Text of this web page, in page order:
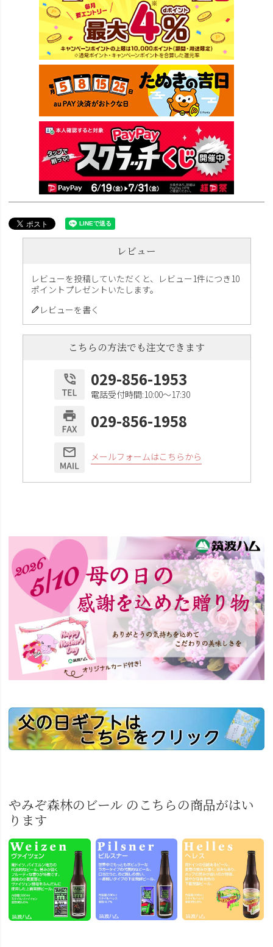
レビュー
レビューを投稿していただくと、レビュー1件につき10
ポイントプレゼントいたします。
レビューを書く
こちらの方法でも注文できます
029-856-1953
電話受付時間:10:00〜17:30
029-856-1958
メールフォームはこちらから
やみぞ森林のビール のこちらの商品がはい
ります